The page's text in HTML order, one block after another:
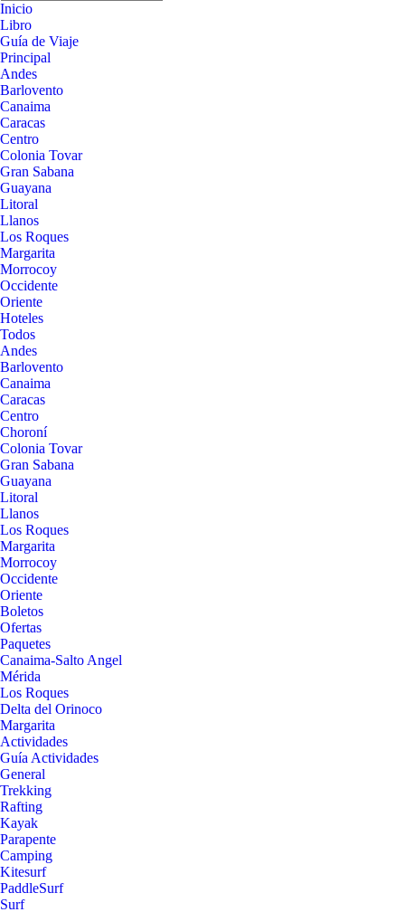
Inicio
Libro
Guía de Viaje
Principal
Andes
Barlovento
Canaima
Caracas
Centro
Colonia Tovar
Gran Sabana
Guayana
Litoral
Llanos
Los Roques
Margarita
Morrocoy
Occidente
Oriente
Hoteles
Todos
Andes
Barlovento
Canaima
Caracas
Centro
Choroní
Colonia Tovar
Gran Sabana
Guayana
Litoral
Llanos
Los Roques
Margarita
Morrocoy
Occidente
Oriente
Boletos
Ofertas
Paquetes
Canaima-Salto Angel
Mérida
Los Roques
Delta del Orinoco
Margarita
Actividades
Guía Actividades
General
Trekking
Rafting
Kayak
Parapente
Camping
Kitesurf
PaddleSurf
Surf